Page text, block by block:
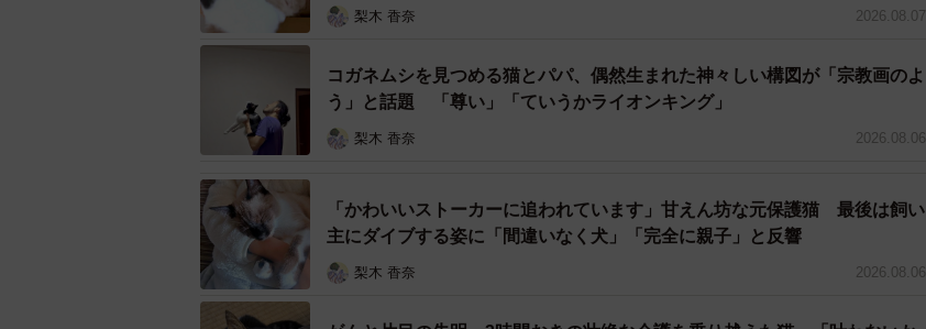
梨木 香奈 2026.08.07
コガネムシを見つめる猫とパパ、偶然生まれた神々しい構図が「宗教画のよ
う」と話題 「尊い」「ていうかライオンキング」
梨木 香奈 2026.08.06
「かわいいストーカーに追われています」甘えん坊な元保護猫 最後は飼い
主にダイブする姿に「間違いなく犬」「完全に親子」と反響
梨木 香奈 2026.08.06